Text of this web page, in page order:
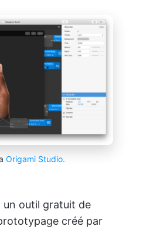
Origami Studio.
un outil gratuit de
créé par